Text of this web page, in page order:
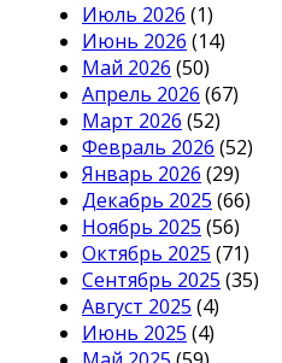
Июль 2026 (1)
Июнь 2026 (14)
Май 2026 (50)
Апрель 2026 (67)
Март 2026 (52)
Февраль 2026 (52)
Январь 2026 (29)
Декабрь 2025 (66)
Ноябрь 2025 (56)
Октябрь 2025 (71)
Сентябрь 2025 (35)
Август 2025 (4)
Июнь 2025 (4)